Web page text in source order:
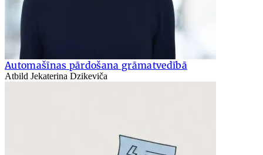
Automašīnas pārdošana grāmatvedībā
Atbild Jekaterina Dzikeviča